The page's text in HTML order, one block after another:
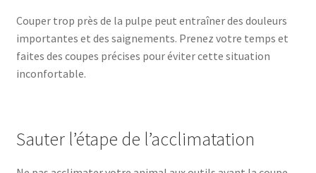
Couper trop près de la pulpe peut entraîner des douleurs
importantes et des saignements. Prenez votre temps et
faites des coupes précises pour éviter cette situation
inconfortable.
Sauter l’étape de l’acclimatation